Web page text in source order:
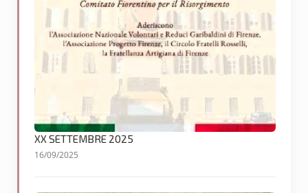
XX SETTEMBRE 2025
16/09/2025